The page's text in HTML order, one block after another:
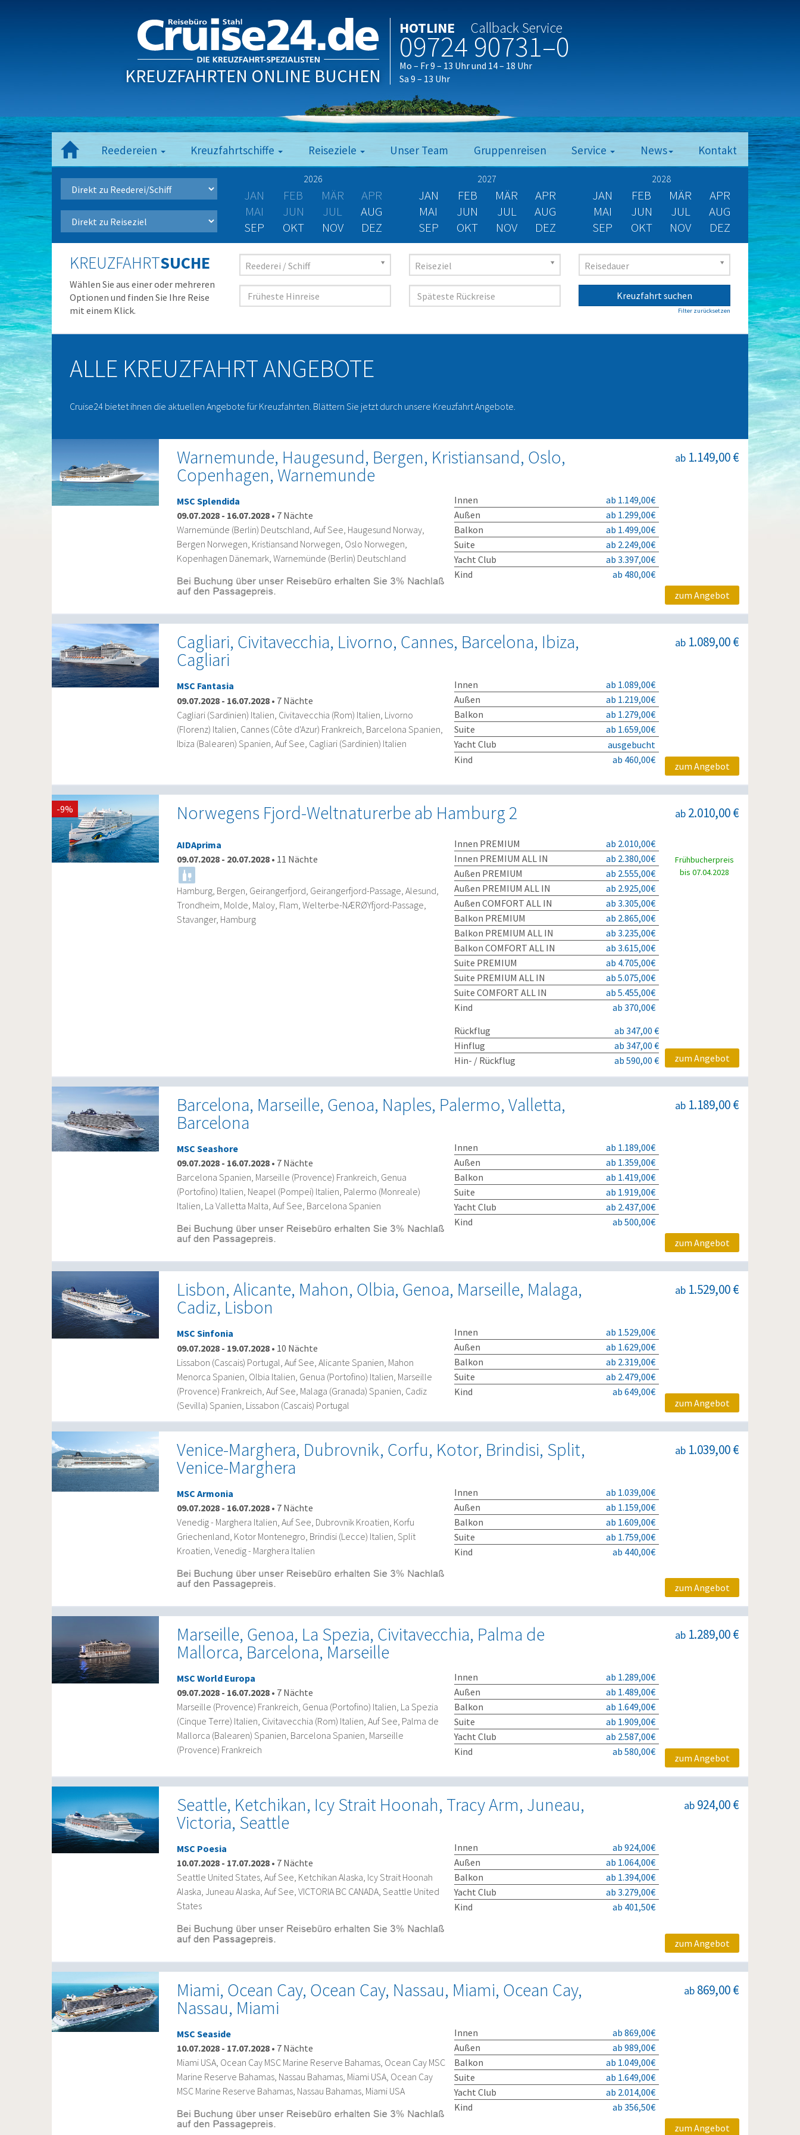
KREUZFAHRTEN ONLINE BUCHEN
HOTLINE Callback Service
09724 90731–0
Mo – Fr 9 – 13 Uhr und 14 – 18 Uhr
Sa 9 – 13 Uhr
Reedereien Kreuzfahrtschiffe Reiseziele Unser Team Gruppenreisen Service News Kontakt
2026
JAN FEB MÄR
APR
MAI
JUN JUL
AUG
SEP
OKT NOV DEZ
2027
JAN FEB MÄR
APR
MAI
JUN JUL
AUG
SEP
OKT NOV DEZ
2028
JAN FEB MÄR
APR
MAI
JUN JUL
AUG
SEP
OKT NOV DEZ
KREUZFAHRTSUCHE
Wählen Sie aus einer oder mehreren
Optionen und finden Sie Ihre Reise
mit einem Klick.
Reederei / Schiff Reiseziel Reisedauer
Kreuzfahrt suchen
Filter zurücksetzen
ALLE KREUZFAHRT ANGEBOTE
Cruise24 bietet ihnen die aktuellen Angebote für Kreuzfahrten. Blättern Sie jetzt durch unsere Kreuzfahrt Angebote.
Warnemunde, Haugesund, Bergen, Kristiansand, Oslo,
Copenhagen, Warnemunde
ab 1.149,00 €
MSC Splendida
09.07.2028 - 16.07.2028 • 7 Nächte
Warnemünde (Berlin) Deutschland, Auf See, Haugesund Norway,
Bergen Norwegen, Kristiansand Norwegen, Oslo Norwegen,
Kopenhagen Dänemark, Warnemünde (Berlin) Deutschland
Innen
ab 1.149,00€
Außen
ab 1.299,00€
Balkon
ab 1.499,00€
Suite
ab 2.249,00€
Yacht Club
ab 3.397,00€
Kind
ab 480,00€
zum Angebot
Cagliari, Civitavecchia, Livorno, Cannes, Barcelona, Ibiza,
Cagliari
ab 1.089,00 €
MSC Fantasia
09.07.2028 - 16.07.2028 • 7 Nächte
Cagliari (Sardinien) Italien, Civitavecchia (Rom) Italien, Livorno
(Florenz) Italien, Cannes (Côte d'Azur) Frankreich, Barcelona Spanien,
Ibiza (Balearen) Spanien, Auf See, Cagliari (Sardinien) Italien
Innen
ab 1.089,00€
Außen
ab 1.219,00€
Balkon
ab 1.279,00€
Suite
ab 1.659,00€
Yacht Club
ausgebucht
Kind
ab 460,00€
zum Angebot
Norwegens Fjord-Weltnaturerbe ab Hamburg 2 ab 2.010,00 €
AIDAprima
09.07.2028 - 20.07.2028 • 11 Nächte
Hamburg, Bergen, Geirangerfjord, Geirangerfjord-Passage, Alesund,
Trondheim, Molde, Maloy, Flam, Welterbe-NÆRØYfjord-Passage,
Stavanger, Hamburg
Innen PREMIUM
ab 2.010,00€
Innen PREMIUM ALL IN
ab 2.380,00€
Außen PREMIUM
ab 2.555,00€
Außen PREMIUM ALL IN
ab 2.925,00€
Außen COMFORT ALL IN
ab 3.305,00€
Balkon PREMIUM
ab 2.865,00€
Balkon PREMIUM ALL IN
ab 3.235,00€
Balkon COMFORT ALL IN
ab 3.615,00€
Suite PREMIUM
ab 4.705,00€
Suite PREMIUM ALL IN
ab 5.075,00€
Suite COMFORT ALL IN
ab 5.455,00€
Kind
ab 370,00€
Rückflug
ab 347,00 €
Hinflug
ab 347,00 €
Hin- / Rückflug
ab 590,00 €
-9%
Frühbucherpreis
bis 07.04.2028
zum Angebot
Barcelona, Marseille, Genoa, Naples, Palermo, Valletta,
Barcelona
ab 1.189,00 €
MSC Seashore
09.07.2028 - 16.07.2028 • 7 Nächte
Barcelona Spanien, Marseille (Provence) Frankreich, Genua
(Portofino) Italien, Neapel (Pompei) Italien, Palermo (Monreale)
Italien, La Valletta Malta, Auf See, Barcelona Spanien
Innen
ab 1.189,00€
Außen
ab 1.359,00€
Balkon
ab 1.419,00€
Suite
ab 1.919,00€
Yacht Club
ab 2.437,00€
Kind
ab 500,00€
zum Angebot
Lisbon, Alicante, Mahon, Olbia, Genoa, Marseille, Malaga,
Cadiz, Lisbon
ab 1.529,00 €
MSC Sinfonia
09.07.2028 - 19.07.2028 • 10 Nächte
Lissabon (Cascais) Portugal, Auf See, Alicante Spanien, Mahon
Menorca Spanien, Olbia Italien, Genua (Portofino) Italien, Marseille
(Provence) Frankreich, Auf See, Malaga (Granada) Spanien, Cadiz
(Sevilla) Spanien, Lissabon (Cascais) Portugal
Innen
ab 1.529,00€
Außen
ab 1.629,00€
Balkon
ab 2.319,00€
Suite
ab 2.479,00€
Kind
ab 649,00€
zum Angebot
Venice-Marghera, Dubrovnik, Corfu, Kotor, Brindisi, Split,
Venice-Marghera
ab 1.039,00 €
MSC Armonia
09.07.2028 - 16.07.2028 • 7 Nächte
Venedig - Marghera Italien, Auf See, Dubrovnik Kroatien, Korfu
Griechenland, Kotor Montenegro, Brindisi (Lecce) Italien, Split
Kroatien, Venedig - Marghera Italien
Innen
ab 1.039,00€
Außen
ab 1.159,00€
Balkon
ab 1.609,00€
Suite
ab 1.759,00€
Kind
ab 440,00€
zum Angebot
Marseille, Genoa, La Spezia, Civitavecchia, Palma de
Mallorca, Barcelona, Marseille
ab 1.289,00 €
MSC World Europa
09.07.2028 - 16.07.2028 • 7 Nächte
Marseille (Provence) Frankreich, Genua (Portofino) Italien, La Spezia
(Cinque Terre) Italien, Civitavecchia (Rom) Italien, Auf See, Palma de
Mallorca (Balearen) Spanien, Barcelona Spanien, Marseille
(Provence) Frankreich
Innen
ab 1.289,00€
Außen
ab 1.489,00€
Balkon
ab 1.649,00€
Suite
ab 1.909,00€
Yacht Club
ab 2.587,00€
Kind
ab 580,00€
zum Angebot
Seattle, Ketchikan, Icy Strait Hoonah, Tracy Arm, Juneau,
Victoria, Seattle
ab 924,00 €
MSC Poesia
10.07.2028 - 17.07.2028 • 7 Nächte
Seattle United States, Auf See, Ketchikan Alaska, Icy Strait Hoonah
Alaska, Juneau Alaska, Auf See, VICTORIA BC CANADA, Seattle United
States
Innen
ab 924,00€
Außen
ab 1.064,00€
Balkon
ab 1.394,00€
Yacht Club
ab 3.279,00€
Kind
ab 401,50€
zum Angebot
Miami, Ocean Cay, Ocean Cay, Nassau, Miami, Ocean Cay,
Nassau, Miami
ab 869,00 €
MSC Seaside
10.07.2028 - 17.07.2028 • 7 Nächte
Miami USA, Ocean Cay MSC Marine Reserve Bahamas, Ocean Cay MSC
Marine Reserve Bahamas, Nassau Bahamas, Miami USA, Ocean Cay
MSC Marine Reserve Bahamas, Nassau Bahamas, Miami USA
Innen
ab 869,00€
Außen
ab 989,00€
Balkon
ab 1.049,00€
Suite
ab 1.649,00€
Yacht Club
ab 2.014,00€
Kind
ab 356,50€
zum Angebot